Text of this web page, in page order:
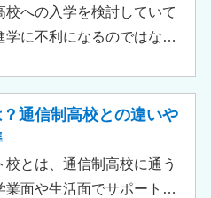
でチェックしてみましょ
校への入学を検討していて
学に不利になるのではない
いでしょうか。 結論とし
制高校に通っているからと
学進学に不利になることは
ん。中には、大学進学を想
通信制高校との違いや
校とは、通信制高校に通う
業面や生活面でサポートす